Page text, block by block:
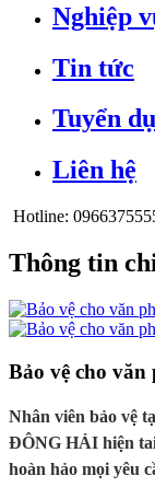
Nghiệp
Tin tức
Tuyển
Liên hệ
Hotline:
Thông tin
Bảo vệ cho
Nhân viên bảo vệ
ĐÔNG HẢI hiện
hoàn hảo mọi yêu